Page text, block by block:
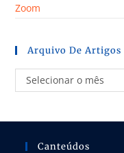
Zoom
Arquivo De Artigos
Selecionar o mês
Canteúdos